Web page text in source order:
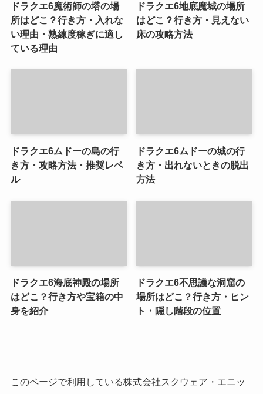
ドラクエ6魔術師の塔の場
所はどこ？行き方・入れな
い理由・熟練度稼ぎに適し
ている理由
ドラクエ6地底魔城の場所
はどこ？行き方・見えない
床の攻略方法
ドラクエ6ムドーの島の行
き方・攻略方法・推奨レベ
ル
ドラクエ6ムドーの城の行
き方・出れないときの脱出
方法
ドラクエ6海底神殿の場所
はどこ？行き方や宝箱の中
身を紹介
ドラクエ6不思議な洞窟の
場所はどこ？行き方・ヒン
ト・隠し階段の位置
このページで利用している株式会社スクウェア・エニッ